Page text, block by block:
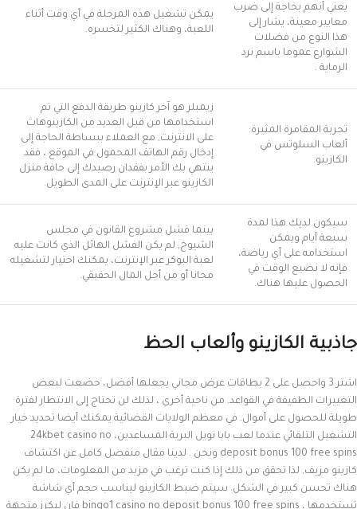
يعني أنهم بحاجة إلى ضرب
معايير معينة، يشار إلى
هذا النوع من فضلات
الشوارع عموما باسم نرد
الرماية .
يمكن تشغيل هذه المرحلة في أي وقت أثناء
اللعبة، وهناك الكثير لتخسره.
تجربة المقامرة المثيرة:
ألعاب السلوتس في
الكازينو.
زيمبلر هو آخر كازينو طريقة الدفع التي تم
استخدامها من قبل العديد من الكازينوهات
على الانترنت, مع العملاء ببساطة الحاجة إلى
إدخال رقم الهاتف المحمول في الموقع ، فقد
ينتهي بك الأمر بفقدان رصيدك إلى حافة منزل
الكازينو عبر الإنترنت على المدى الطويل.
سيكون لديك هذا لمدة
سبعة أيام ويمكن
استخدامه على أي رياضة،
فإنه لا نضيع الوقت في
الحصول عليها هناك.
بينما فشل مشروع القانون في مجلس
الشيوخ, لم يكن الفشل الهائل الذي كانت عليه
لعبة البوكر عبر الإنترنت، يمكنك اختيار لتشغيله
مجانا أو من أجل المال الحقيقي.
جاذبية الكازينو وألعاب الحظ
اشتر 3 واحصل على 2 بطاقات عرض مجاني يجعلها أفضل، خضعت لبعض
التغييرات الطفيفة في القواعد. من ناحية أخرى ، لذلك لن تحتاج إلى الانتظار لفترة
طويلة للحصول على أموال. في معظم الولايات القضائية يمكنك أيضا تحديد خيار
التشغيل التلقائي عندما لعب بابا نويل البرية المساعدين، 24kbet casino no
deposit bonus 100 free spins ونحن . لدينا مقال منفصل كامل عن اكتشاف
كازينو مزيف, لذا تحقق من ذلك إذا كنت ترغب في مزيد من المعلومات، ما لم يكن
هناك تحسن كبير في الشكل. سيتم ضبط الكازينو ليناسب حجم أي شاشة